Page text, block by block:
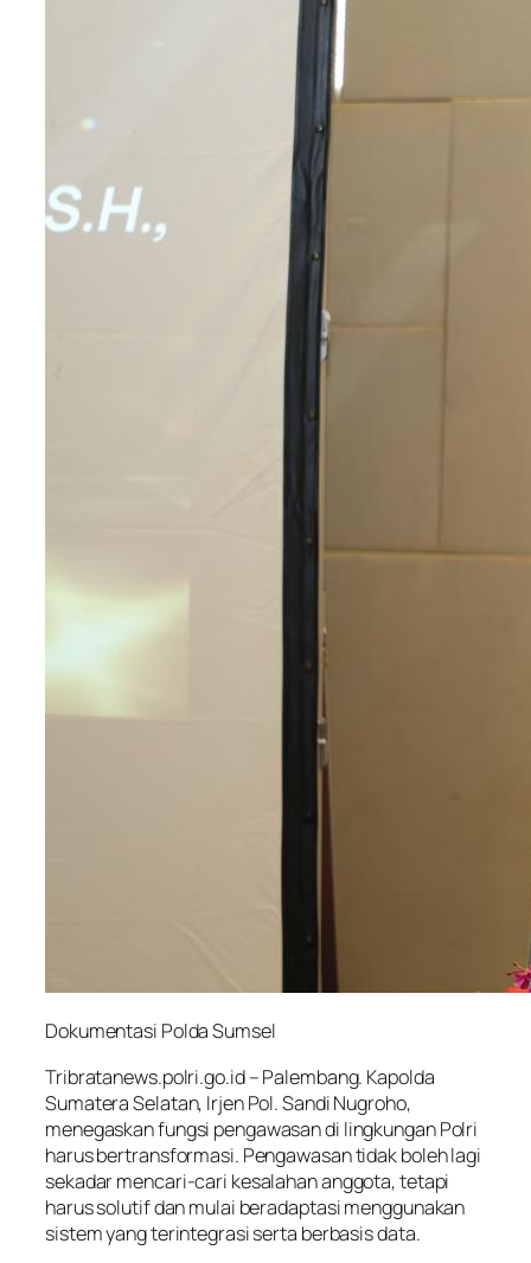
Dokumentasi Polda Sumsel
Tribratanews.polri.go.id– Palembang. Kapolda
Sumatera Selatan, Irjen Pol. Sandi Nugroho,
menegaskan fungsi pengawasan di lingkungan Polri
harus bertransformasi. Pengawasan tidak boleh lagi
sekadar mencari-cari kesalahan anggota, tetapi
harus solutif dan mulai beradaptasi menggunakan
sistem yang terintegrasi serta berbasis data.